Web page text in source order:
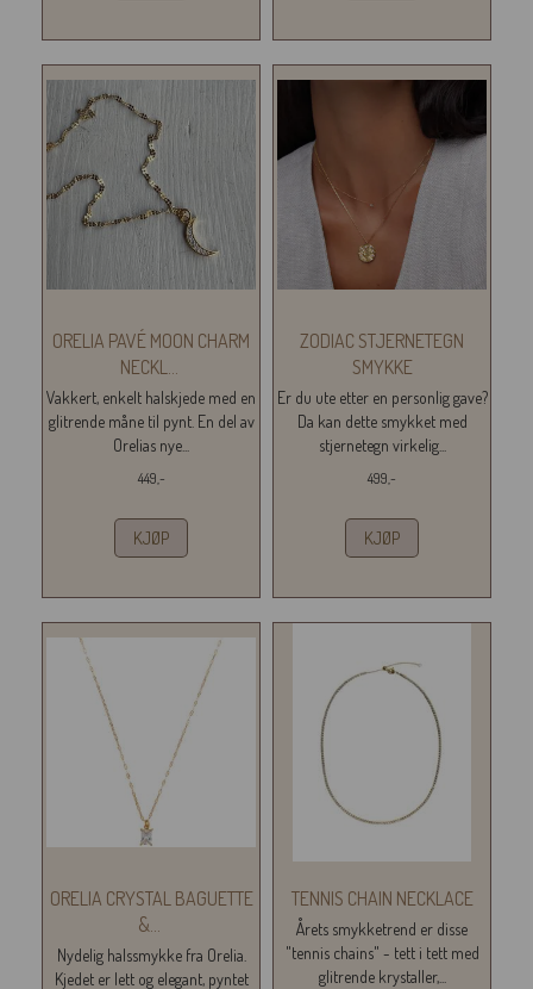
ORELIA PAVÉ MOON CHARM
NECKL...
Vakkert, enkelt halskjede med en
glitrende måne til pynt. En del av
Orelias nye...
449,-
KJØP
ZODIAC STJERNETEGN
SMYKKE
Er du ute etter en personlig gave?
Da kan dette smykket med
stjernetegn virkelig...
499,-
KJØP
ORELIA CRYSTAL BAGUETTE
&...
Nydelig halssmykke fra Orelia.
Kjedet er lett og elegant, pyntet
TENNIS CHAIN NECKLACE
Årets smykketrend er disse
"tennis chains" - tett i tett med
glitrende krystaller,...